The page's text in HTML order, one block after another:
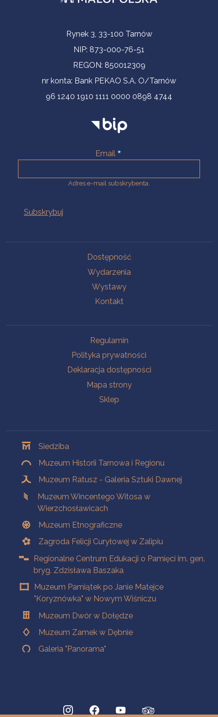
Informacje kontaktoweRynek 3, 33-100 Tarnów
NIP: 873-000-76-51
REGON: 850012309
nr konta: Bank PEKAO S.A. O/Tarnów
96 1240 1910 1111 0000 0898 4744
Email
Adres e-mail subskrybenta.
Dostępność
Wydarzenia
Wystawy
Kontakt
Regulamin
Polityka prywatności
Deklaracja dostępności
Mapa strony
Sklep
Siedziba
Muzeum Historii Tarnowa i Regionu
Muzeum Ratusz - Galeria Sztuki Dawnej
Muzeum Wincentego Witosa w
Wierzchosławicach
Muzeum Etnograficzne
Zagroda Felicji Curyłowej w Zalipiu
Regionalne Centrum Edukacji o Pamięci im. gen.
bryg. Zdzisława Baszaka
Muzeum Pamiątek po Janie Matejce
"Koryznówka" w Nowym Wiśniczu
Muzeum Dwór w Dołędze
Muzeum Zamek w Dębnie
Galeria "Panorama"